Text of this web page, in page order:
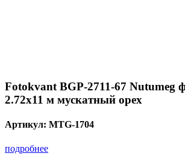
Fotokvant BGP-2711-67 Nutumeg
2.72х11 м мускатный орех
Артикул: MTG-1704
подробнее